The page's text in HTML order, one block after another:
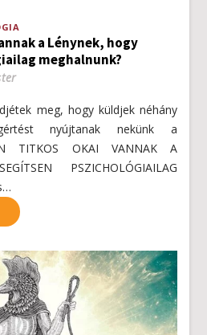
a Lénynek, hogy
meghalnunk?
meg, hogy küldjek néhány
nyújtanak nekünk a
TITKOS OKAI VANNAK A
PSZICHOLÓGIAILAG